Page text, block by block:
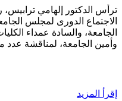
ترأس الدكتور إلهامي
الاجتماع الدورى لمجلس
الجامعة، والسادة عمداء
وأمين الجامعة، لمناقشة عدد
إقرأ المزيد